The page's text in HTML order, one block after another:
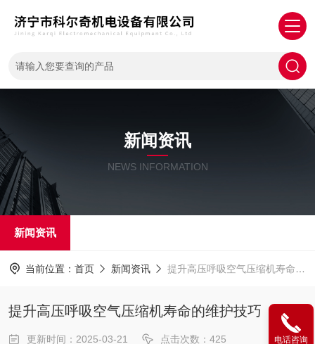
新闻资讯
NEWS INFORMATION
新闻资讯
当前位置： 首页 新闻资讯 提升高压呼吸空气压缩机寿命的维护技巧
提升高压呼吸空气压缩机寿命的维护技巧
更新时间：2025-03-21 点击次数：425 电话咨询